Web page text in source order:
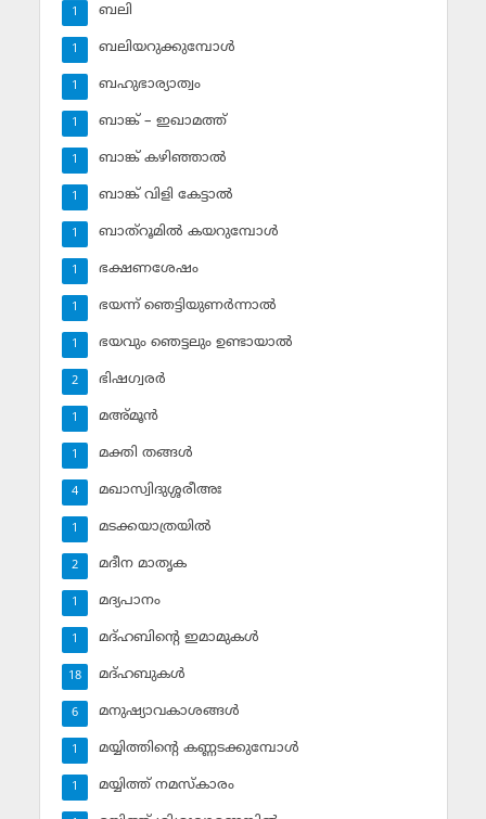
ബലി
1
ബലിയറുക്കുമ്പോള്‍
1
ബഹുഭാര്യാത്വം
1
ബാങ്ക് – ഇഖാമത്ത്
1
ബാങ്ക് കഴിഞ്ഞാല്‍
1
ബാങ്ക് വിളി കേട്ടാല്‍
1
ബാത്‌റൂമില്‍ കയറുമ്പോള്‍
1
ഭക്ഷണശേഷം
1
ഭയന്ന് ഞെട്ടിയുണര്‍ന്നാല്‍
1
ഭയവും ഞെട്ടലും ഉണ്ടായാല്‍
1
ഭിഷഗ്വരര്‍
2
മഅ്മൂന്‍
1
മക്തി തങ്ങള്‍
1
മഖാസ്വിദുശ്ശരീഅഃ
4
മടക്കയാത്രയില്‍
1
മദീന മാതൃക
2
മദ്യപാനം
1
മദ്ഹബിന്റെ ഇമാമുകള്‍
1
മദ്ഹബുകള്‍
18
മനുഷ്യാവകാശങ്ങള്‍
6
മയ്യിത്തിന്റെ കണ്ണടക്കുമ്പോള്‍
1
മയ്യിത്ത് നമസ്‌കാരം
1